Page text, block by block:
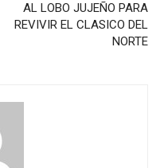
AL LOBO JUJEÑO PARA
REVIVIR EL CLASICO DEL
NORTE